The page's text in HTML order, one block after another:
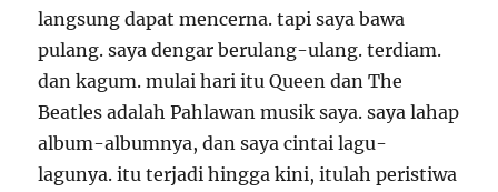
langsung dapat mencerna. tapi saya bawa
pulang. saya dengar berulang-ulang. terdiam.
dan kagum. mulai hari itu Queen dan The
Beatles adalah Pahlawan musik saya. saya lahap
album-albumnya, dan saya cintai lagu-
lagunya. itu terjadi hingga kini, itulah peristiwa